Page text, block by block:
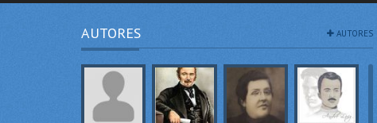
AUTORES AUTORES